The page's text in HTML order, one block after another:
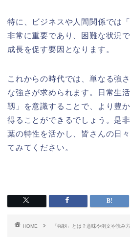
特に、ビジネスや人間関係では
非常に重要であり、困難な状況
成長を促す要因となります。
これからの時代では、単なる強
な強さが求められます。日常生
靱」を意識することで、より豊
得ることができるでしょう。是
葉の特性を活かし、皆さんの日
てみてください。
HOME 「強靱」とは？意味や例文や読み